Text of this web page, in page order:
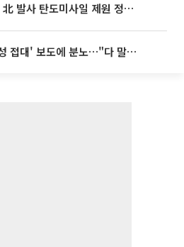
사 탄도미사일 제원 정밀분석 중"
박문성, 축구협회 '성 접대' 보도에 분노…"다 말아먹으려고 작정했나"